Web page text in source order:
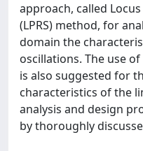
approach, called
(LPRS) method, for
domain the
oscillations. The use
is also suggested for
characteristics of the
analysis and design
by thoroughly